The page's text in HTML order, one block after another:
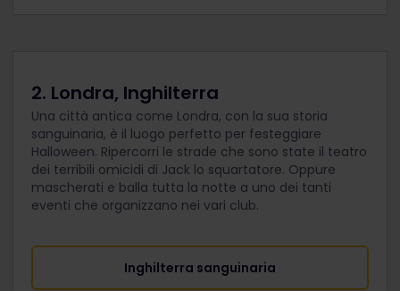
2. Londra, Inghilterra
Una città antica come Londra, con la sua storia
sanguinaria, è il luogo perfetto per festeggiare
Halloween. Ripercorri le strade che sono state il teatro
dei terribili omicidi di Jack lo squartatore. Oppure
mascherati e balla tutta la notte a uno dei tanti
eventi che organizzano nei vari club.
Inghilterra sanguinaria